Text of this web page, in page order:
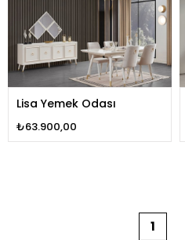
Lisa Yemek Odası
₺63.900,00
1